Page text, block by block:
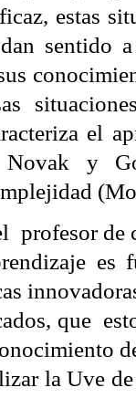
estas
sentido
el
Novak y
profesor de
es
que
la Uve